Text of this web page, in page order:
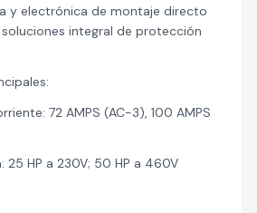
y electrónica de montaje directo
integral de protección
72 AMPS (AC-3), 100 AMPS
25 HP a 230V; 50 HP a 460V